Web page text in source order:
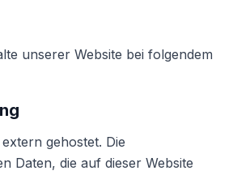
unserer Website bei folgendem
gehostet. Die
Daten, die auf dieser Website